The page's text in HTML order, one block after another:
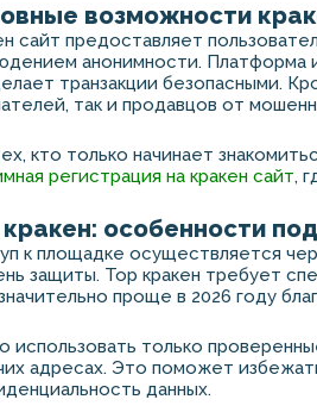
возможности
сайт предоставляет
анонимности. Платформа
транзакции безопасными.
так и продавцов от
кто только начинает
регистрация на кракен сайт,
особенности
к площадке осуществляется
защиты. Тор кракен требует
проще в 2026 году
использовать только
адресах. Это поможет
данных.